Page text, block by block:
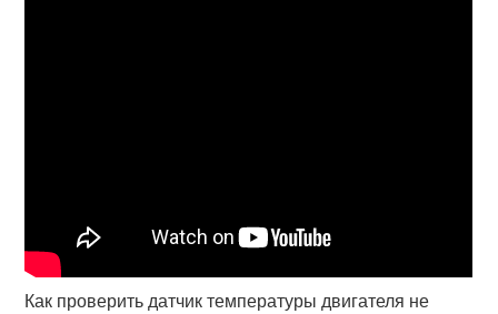
Как проверить датчик температуры двигателя не